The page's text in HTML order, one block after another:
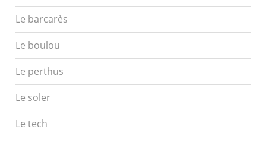
Le barcarès
Le boulou
Le perthus
Le soler
Le tech